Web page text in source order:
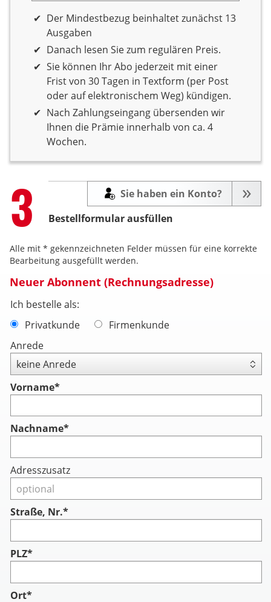
12 Monate Laufzeit
Der Mindestbezug beinhaltet zunächst 13
Ausgaben
Danach lesen Sie zum regulären Preis.
Sie können Ihr Abo jederzeit mit einer
Frist von 30 Tagen in Textform (per Post
oder auf elektronischem Weg) kündigen.
Nach Zahlungseingang übersenden wir
Ihnen die Prämie innerhalb von ca. 4
Wochen.
Step
3 Bestellformular ausfüllen
Sie haben ein Konto?
Alle mit * gekennzeichneten Felder müssen für eine korrekte
Bearbeitung ausgefüllt werden.
Neuer Abonnent (Rechnungsadresse)
Ich bestelle als:
Privatkunde
Firmenkunde
Anrede
Vorname*
Nachname*
Adresszusatz
Straße, Nr.*
PLZ*
Ort*